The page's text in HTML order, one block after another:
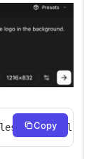
from a
Copy